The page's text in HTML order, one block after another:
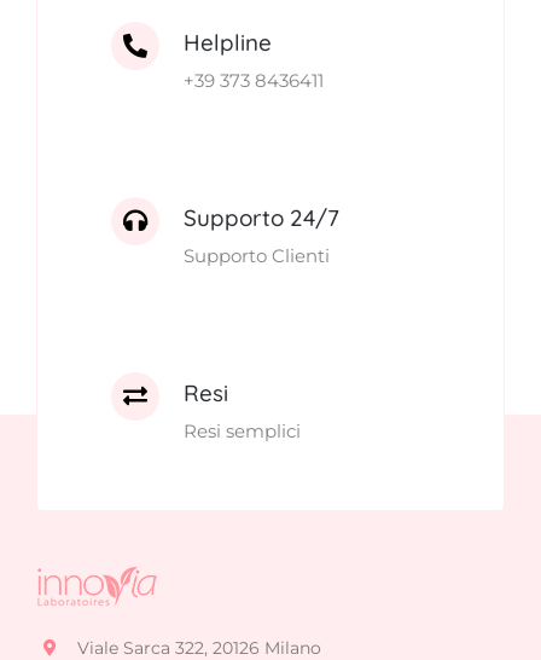
Helpline
+39 373 8436411
Supporto 24/7
Supporto Clienti
Resi
Resi semplici
Viale Sarca 322, 20126 Milano